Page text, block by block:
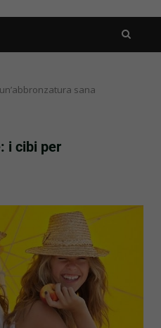
sana
i cibi per